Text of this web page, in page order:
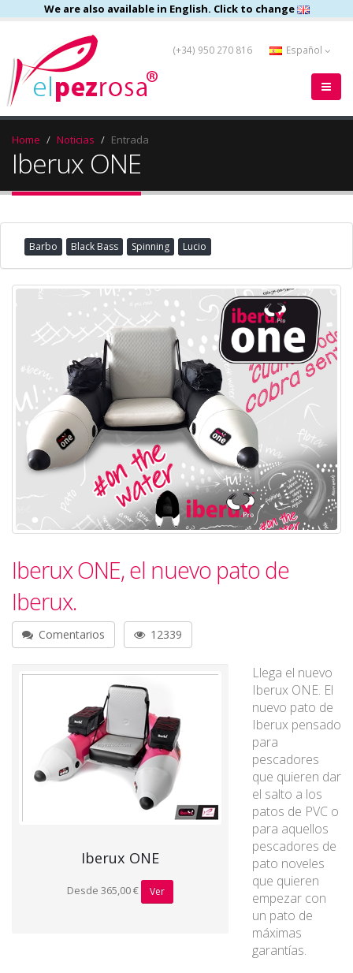
We are also available in English. Click to change
(+34) 950 270 816 Español
Home Noticias Entrada
Iberux ONE
Barbo Black Bass Spinning Lucio
Iberux ONE, el nuevo pato de
Iberux.
Comentarios 12339
Iberux ONE
Desde 365,00 € Ver
Llega el nuevo
Iberux ONE. El
nuevo pato de
Iberux pensado
para
pescadores
que quieren dar
el salto a los
patos de PVC o
para aquellos
pescadores de
pato noveles
que quieren
empezar con
un pato de
máximas
garantías.